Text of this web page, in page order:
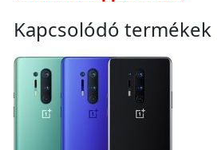
Kapcsolódó termékek